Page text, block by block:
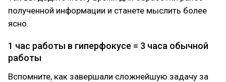
полученной информации и станете мыслить более
ясно.
1 час работы в гиперфокусе = 3 часа обычной
работы
Вспомните, как завершали сложнейшую задачу за